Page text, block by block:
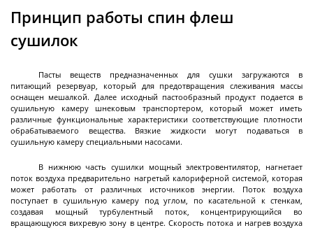
Промышленные нутч-фильтры серии ANFDA
DFS
DFS
Ферментеры
Ферментеры (биореакторы) промышленные
из нержавеющей стали
Принцип работы спин флеш
сушилок
Пасты веществ предназначенных для сушки загружаются в
питающий резервуар, который для предотвращения слеживания массы
оснащен мешалкой. Далее исходный пастообразный продукт подается в
сушильную камеру шнековым транспортером, который может иметь
различные функциональные характеристики соответствующие плотности
обрабатываемого вещества. Вязкие жидкости могут подаваться в
сушильную камеру специальными насосами.
В нижнюю часть сушилки мощный электровентилятор, нагнетает
поток воздуха предварительно нагретый калориферной системой, которая
может работать от различных источников энергии. Поток воздуха
поступает в сушильную камеру под углом, по касательной к стенкам,
создавая мощный турбулентный поток, концентрирующийся во
вращающуюся вихревую зону в центре. Скорость потока и нагрев воздуха